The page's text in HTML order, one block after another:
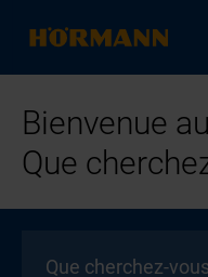
Bienvenue
Que